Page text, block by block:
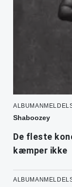
Shaboozey
De fleste
kæmper ikke